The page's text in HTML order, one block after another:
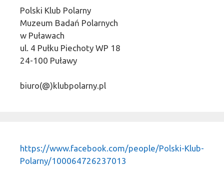
Polski Klub Polarny
Muzeum Badań Polarnych
w Puławach
ul. 4 Pułku Piechoty WP 18
24-100 Puławy
biuro(@)klubpolarny.pl
https://www.facebook.com/people/Polski-Klub-
Polarny/100064726237013